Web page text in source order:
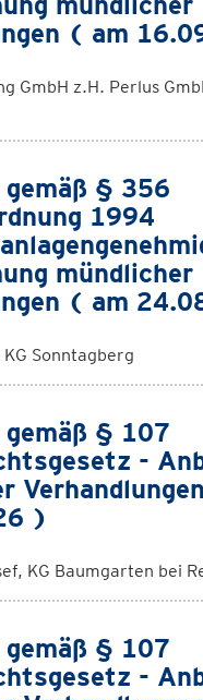
( am
GmbH z.H. Perlus
§ 356
1994
mündlicher
( am
Sonntagberg
§ 107
-
)
KG Baumgarten bei
§ 107
-